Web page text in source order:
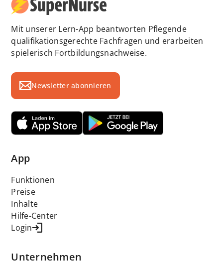
Mit unserer Lern-App beantworten Pflegende
qualifikationsgerechte Fachfragen und erarbeiten
spielerisch Fortbildungsnachweise.
Newsletter abonnieren
App
Funktionen
Preise
Inhalte
Hilfe-Center
Login
Unternehmen